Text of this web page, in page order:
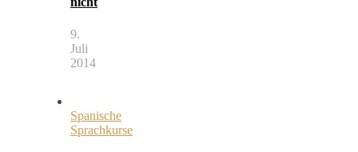
9.
Juli
2014
Spanische
Sprachkurse